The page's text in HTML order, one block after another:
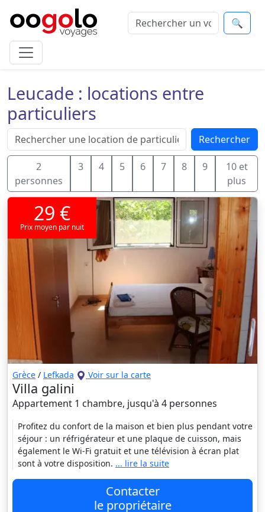
🔍
Leucade : locations entre
particuliers
Rechercher
2
personnes
3 4 5 6 7 8 9
10 et
plus
29 €
Prix moyen par nuit
Grèce / Lefkada Voir sur la carte
Villa galini
Appartement 1 chambre, jusqu'à 4 personnes
Profitez du confort de la maison et bien plus pendant votre
séjour : un réfrigérateur et une plaque de cuisson, mais
également le Wi-Fi gratuit et une télévision à écran plat
sont à votre disposition. ... lire la suite
Contacter
le propriétaire